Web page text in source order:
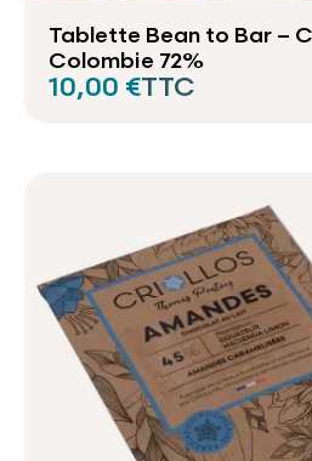
Tablette Bean to Bar –
Colombie 72%
10,00 €TTC